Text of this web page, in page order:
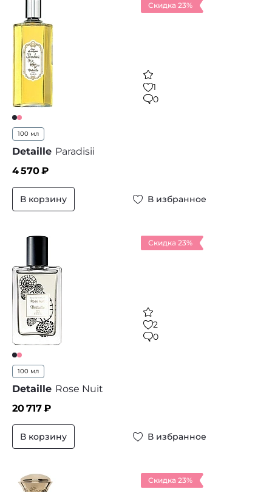
Скидка 23%
1
0
100 мл
Detaille Paradisii
4 570₽
В корзину В избранное
Скидка 23%
2
0
100 мл
Detaille Rose Nuit
20 717₽
В корзину В избранное
Скидка 23%